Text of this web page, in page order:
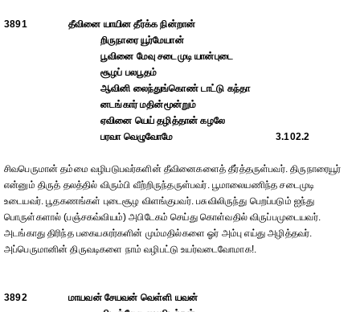
3891
தீவினை யாயின தீர்க்க நின்றான்
றிருநாரை யூர்மேயான்
பூவினை மேவு சடைமுடி யான்புடை
சூழப் பலபூதம்
ஆவினி லைந்துங்கொண் டாட்டு கந்தா
னடங்கார் மதின்மூன்றும்
ஏவினை யெய் தழித்தான் கழலே
பரவா வெழுவோமே
3.102.2
சிவபெருமான் தம்மை வழிபடுபவர்களின் தீவினைகளைத் தீர்த்தருள்பவர். திருநாரையூர்
என்னும் திருத் தலத்தில் விரும்பி வீற்றிருந்தருள்பவர். பூமாலையணிந்த சடைமுடி
உடையவர். பூதகணங்கள் புடைசூழ விளங்குபவர். பசுவிலிருந்து பெறப்படும் ஐந்து
பொருள்களால் (பஞ்சகவ்வியம்) அபிடேகம் செய்து கொள்வதில் விருப்பமுடையவர்.
அடங்காது திரிந்த பகையசுரர்களின் மும்மதில்களை ஓர் அம்பு எய்து அழித்தவர்.
அப்பெருமானின் திருவடிகளை நாம் வழிபட்டு உயர்வடைவோமாக!.
3892
மாயவன் சேயவன் வெள்ளி யவன்